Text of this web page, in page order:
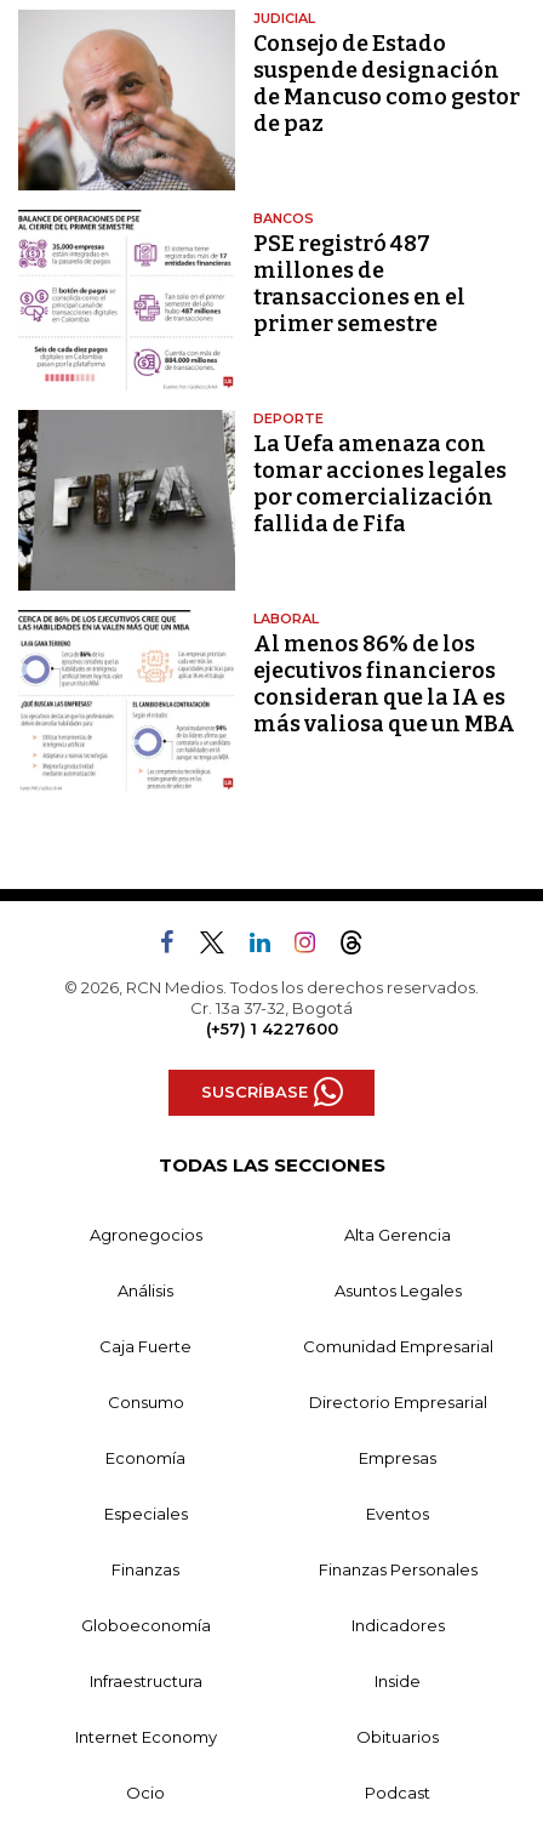
JUDICIAL
Consejo de Estado
suspende designación
de Mancuso como gestor
de paz
BANCOS
PSE registró 487
millones de
transacciones en el
primer semestre
DEPORTE
La Uefa amenaza con
tomar acciones legales
por comercialización
fallida de Fifa
LABORAL
Al menos 86% de los
ejecutivos financieros
consideran que la IA es
más valiosa que un MBA
© 2026, RCN Medios. Todos los derechos reservados.
Cr. 13a 37-32, Bogotá
(+57) 1 4227600
SUSCRÍBASE
TODAS LAS SECCIONES
Agronegocios Alta Gerencia
Análisis Asuntos Legales
Caja Fuerte Comunidad Empresarial
Consumo Directorio Empresarial
Economía Empresas
Especiales Eventos
Finanzas Finanzas Personales
Globoeconomía Indicadores
Infraestructura Inside
Internet Economy Obituarios
Ocio Podcast